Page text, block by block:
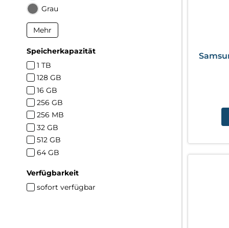
Grau
Mehr
Speicherkapazität
1 TB
128 GB
16 GB
256 GB
256 MB
32 GB
512 GB
64 GB
Verfügbarkeit
sofort verfügbar